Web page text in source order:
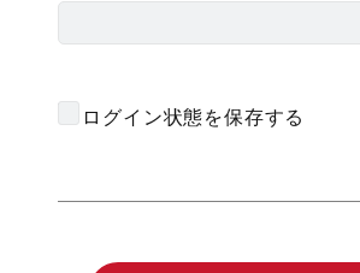
ログイン状態を保存する